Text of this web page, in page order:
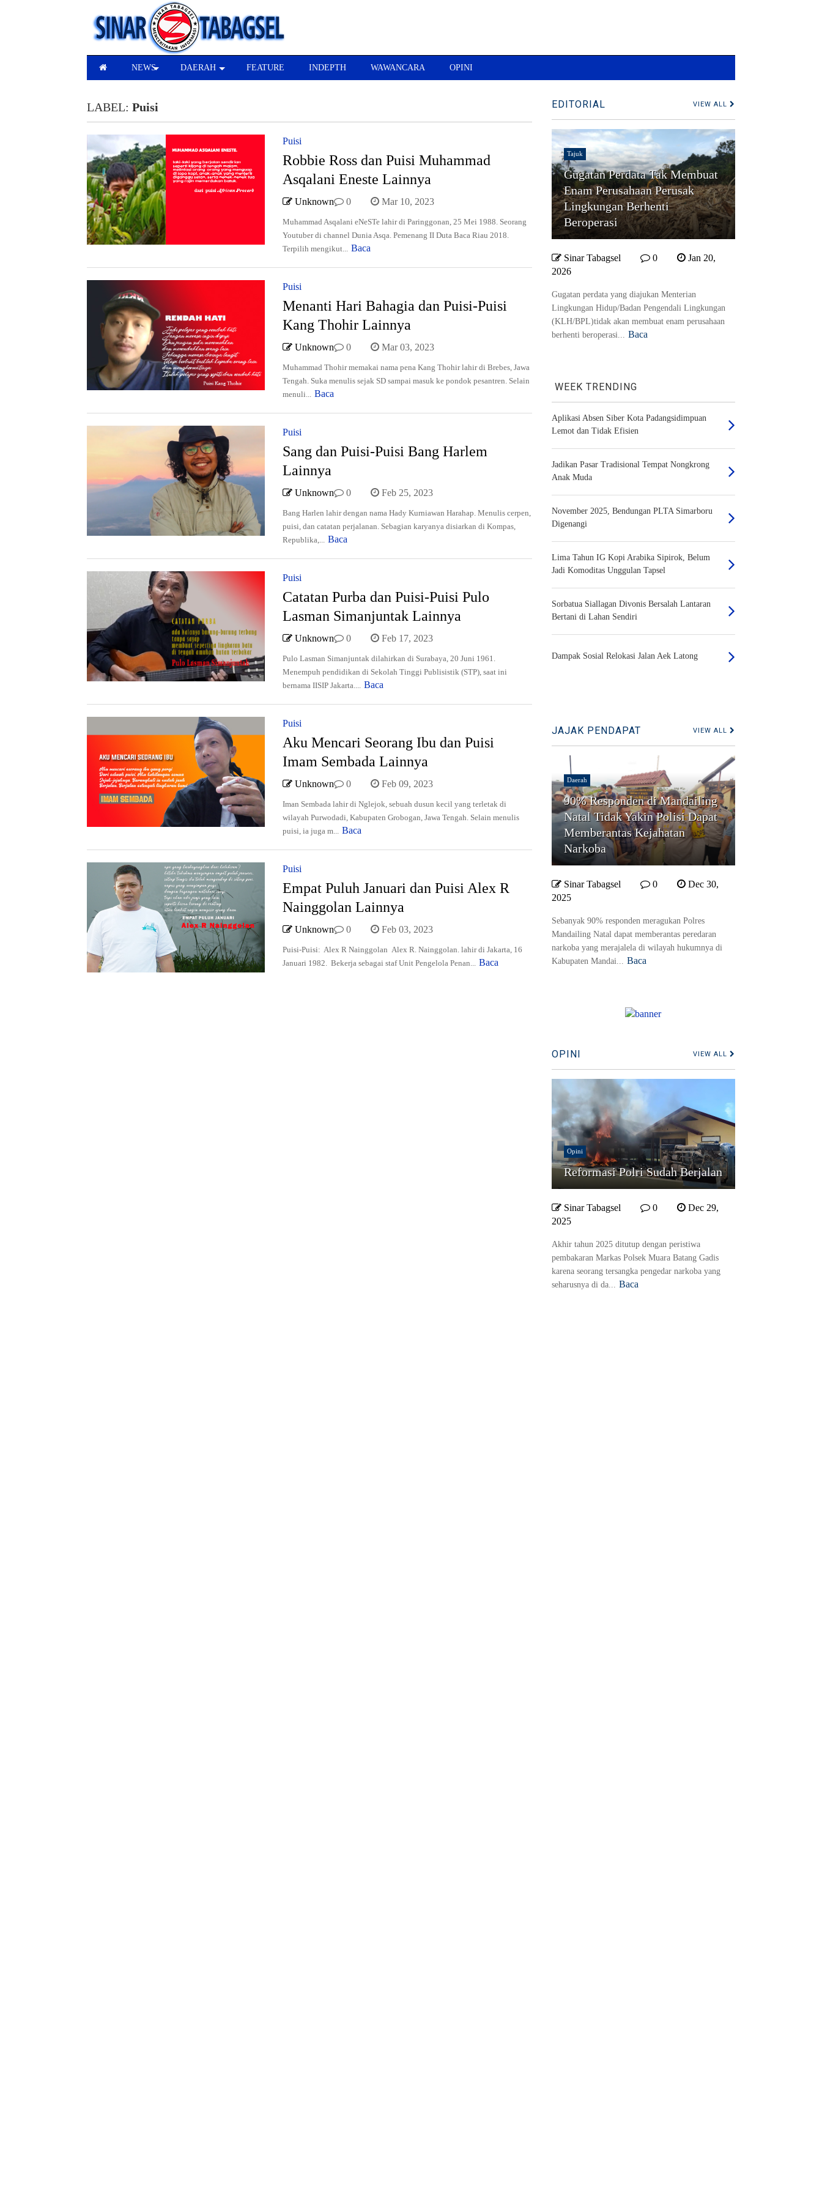
NEWS DAERAH FEATURE INDEPTH WAWANCARA OPINI
LABEL: Puisi
Puisi
Robbie Ross dan Puisi Muhammad
Asqalani Eneste Lainnya
Unknown 0 Mar 10, 2023
Muhammad Asqalani eNeSTe lahir di Paringgonan, 25 Mei 1988. Seorang
Youtuber di channel Dunia Asqa. Pemenang II Duta Baca Riau 2018.
Terpilih mengikut... Baca
Puisi
Menanti Hari Bahagia dan Puisi-Puisi
Kang Thohir Lainnya
Unknown 0 Mar 03, 2023
Muhammad Thohir memakai nama pena Kang Thohir lahir di Brebes, Jawa
Tengah. Suka menulis sejak SD sampai masuk ke pondok pesantren. Selain
menuli... Baca
Puisi
Sang dan Puisi-Puisi Bang Harlem
Lainnya
Unknown 0 Feb 25, 2023
Bang Harlen lahir dengan nama Hady Kurniawan Harahap. Menulis cerpen,
puisi, dan catatan perjalanan. Sebagian karyanya disiarkan di Kompas,
Republika,... Baca
Puisi
Catatan Purba dan Puisi-Puisi Pulo
Lasman Simanjuntak Lainnya
Unknown 0 Feb 17, 2023
Pulo Lasman Simanjuntak dilahirkan di Surabaya, 20 Juni 1961.
Menempuh pendidikan di Sekolah Tinggi Publisistik (STP), saat ini
bernama IISIP Jakarta.... Baca
Puisi
Aku Mencari Seorang Ibu dan Puisi
Imam Sembada Lainnya
Unknown 0 Feb 09, 2023
Iman Sembada lahir di Nglejok, sebuah dusun kecil yang terletak di
wilayah Purwodadi, Kabupaten Grobogan, Jawa Tengah. Selain menulis
puisi, ia juga m... Baca
Puisi
Empat Puluh Januari dan Puisi Alex R
Nainggolan Lainnya
Unknown 0 Feb 03, 2023
Puisi-Puisi: Alex R Nainggolan Alex R. Nainggolan. lahir di Jakarta, 16
Januari 1982. Bekerja sebagai staf Unit Pengelola Penan... Baca
EDITORIAL VIEW ALL
Tajuk
Gugatan Perdata Tak Membuat
Enam Perusahaan Perusak
Lingkungan Berhenti
Beroperasi
Sinar Tabagsel 0
Jan 20,
2026
Gugatan perdata yang diajukan Menterian
Lingkungan Hidup/Badan Pengendali Lingkungan
(KLH/BPL)tidak akan membuat enam perusahaan
berhenti beroperasi... Baca
WEEK TRENDING
Aplikasi Absen Siber Kota Padangsidimpuan
Lemot dan Tidak Efisien
Jadikan Pasar Tradisional Tempat Nongkrong
Anak Muda
November 2025, Bendungan PLTA Simarboru
Digenangi
Lima Tahun IG Kopi Arabika Sipirok, Belum
Jadi Komoditas Unggulan Tapsel
Sorbatua Siallagan Divonis Bersalah Lantaran
Bertani di Lahan Sendiri
Dampak Sosial Relokasi Jalan Aek Latong
JAJAK PENDAPAT VIEW ALL
Daerah
90% Responden di Mandailing
Natal Tidak Yakin Polisi Dapat
Memberantas Kejahatan
Narkoba
Sinar Tabagsel 0
Dec 30,
2025
Sebanyak 90% responden meragukan Polres
Mandailing Natal dapat memberantas peredaran
narkoba yang merajalela di wilayah hukumnya di
Kabupaten Mandai... Baca
OPINI VIEW ALL
Opini
Reformasi Polri Sudah Berjalan
Sinar Tabagsel 0
Dec 29,
2025
Akhir tahun 2025 ditutup dengan peristiwa
pembakaran Markas Polsek Muara Batang Gadis
karena seorang tersangka pengedar narkoba yang
seharusnya di da... Baca